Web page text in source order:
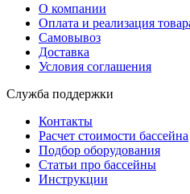
О компании
Оплата и реализация
Самовывоз
Доставка
Условия соглашения
Служба поддержки
Контакты
Расчет стоимости бассейна
Подбор оборудования
Статьи про бассейны
Инструкции